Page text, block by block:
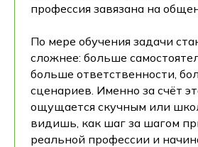
профессия завязана на
По мере обучения задачи
сложнее: больше
больше ответственности,
сценариев. Именно за счёт
ощущается скучным или
видишь, как шаг за шагом
реальной профессии и